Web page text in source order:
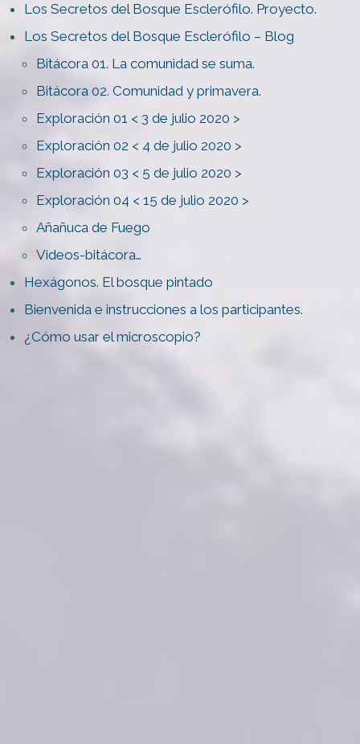
Los Secretos del Bosque Esclerófilo. Proyecto.
Los Secretos del Bosque Esclerófilo – Blog
Bitácora 01. La comunidad se suma.
Bitácora 02. Comunidad y primavera.
Exploración 01 < 3 de julio 2020 >
Exploración 02 < 4 de julio 2020 >
Exploración 03 < 5 de julio 2020 >
Exploración 04 < 15 de julio 2020 >
Añañuca de Fuego
Videos-bitácora…
Hexágonos. El bosque pintado
Bienvenida e instrucciones a los participantes.
¿Cómo usar el microscopio?